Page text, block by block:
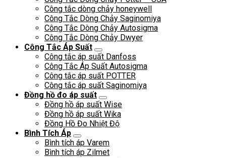
Công tắc dòng chảy honeywell
Công Tắc Dòng Chảy Saginomiya
Công Tắc Dòng Chảy Autosigma
Công Tắc Dòng Chảy Dwyer
Công Tắc Áp Suất
Công tắc áp suất Danfoss
Công Tắc Áp Suất Autosigma
Công tắc áp suất POTTER
Công tắc áp suất Saginomiya
Đồng hồ đo áp suất
Đồng hồ áp suất Wise
Đồng hồ áp suất Wika
Đồng Hồ Đo Nhiệt Độ
Bình Tích Áp
Bình tích áp Varem
Bình tích áp Zilmet